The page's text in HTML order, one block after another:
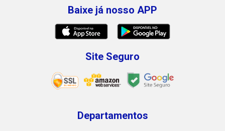
Baixe já nosso APP
Site Seguro
Departamentos